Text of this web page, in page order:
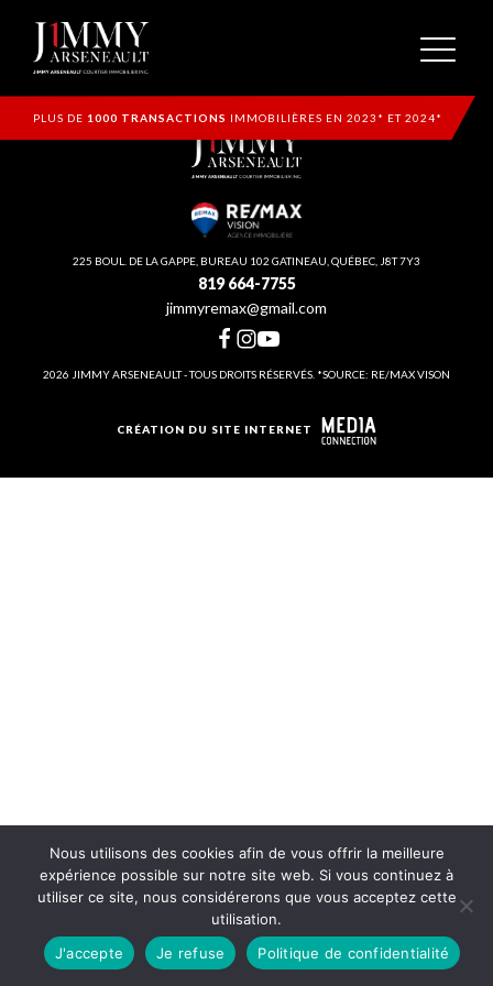
PLUS DE 1000 TRANSACTIONS IMMOBILIÈRES EN 2023* ET 2024*
225 BOUL. DE LA GAPPE, BUREAU 102 GATINEAU, QUÉBEC, J8T 7Y3
819 664-7755
jimmyremax@gmail.com
2026 JIMMY ARSENEAULT - TOUS DROITS RÉSERVÉS. *SOURCE: RE/MAX VISON
CRÉATION DU SITE INTERNET
Nous utilisons des cookies afin de vous offrir la meilleure
expérience possible sur notre site web. Si vous continuez à
utiliser ce site, nous considérerons que vous acceptez cette
utilisation.
J'accepte
Je refuse Politique de confidentialité